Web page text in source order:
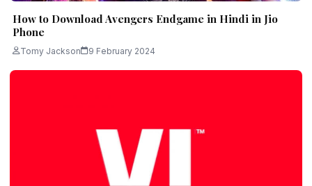
How to Download Avengers Endgame in Hindi in Jio
Phone
Tomy Jackson 9 February 2024